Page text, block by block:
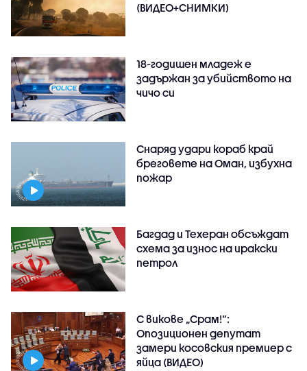
(ВИДЕО+СНИМКИ)
18-годишен младеж е
задържан за убийството на
чичо си
Снаряд удари кораб край
бреговете на Оман, избухна
пожар
Багдад и Техеран обсъждат
схема за износ на иракски
петрол
С викове „Срам!“:
Опозиционен депутат
замери косовския премиер с
яйца (ВИДЕО)